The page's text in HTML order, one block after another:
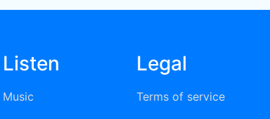
Listen
Music
Legal
Terms of service